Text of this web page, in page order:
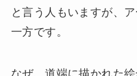
と言う人もいますが、
一方です。